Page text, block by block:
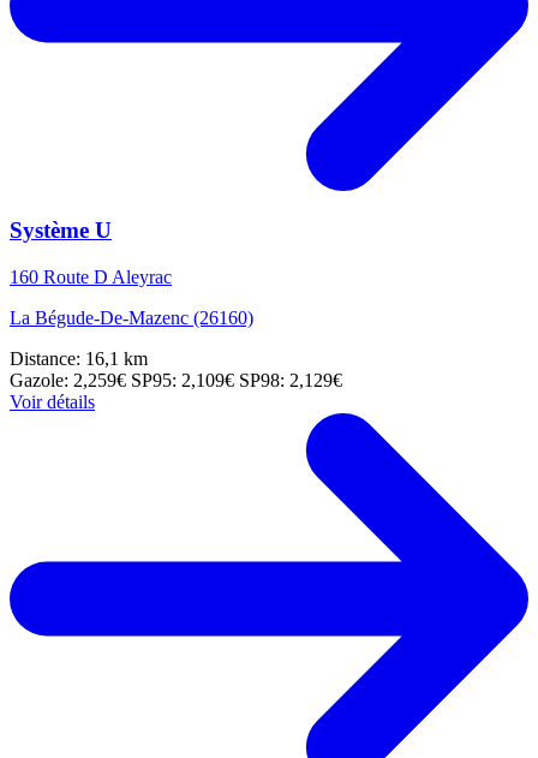
Système U
160 Route D Aleyrac
La Bégude-De-Mazenc (26160)
Distance: 16,1 km
Gazole: 2,259€ SP95: 2,109€ SP98: 2,129€
Voir détails